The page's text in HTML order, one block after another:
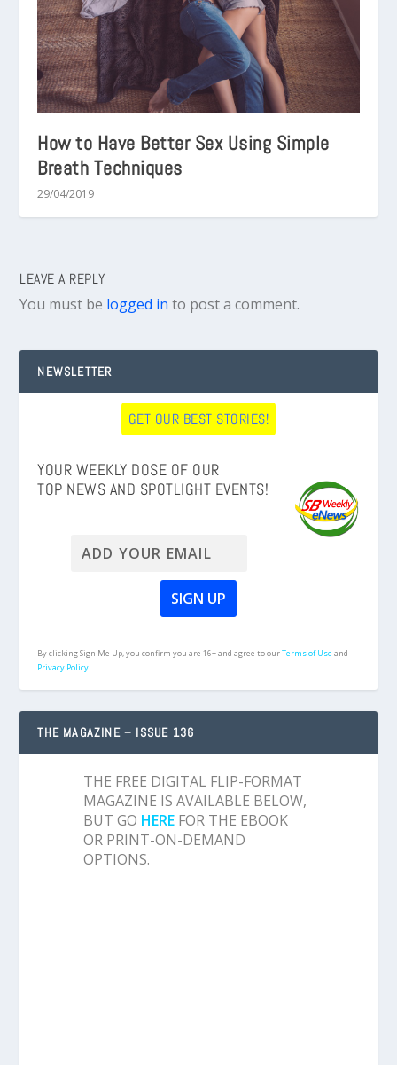
How to Have Better Sex Using Simple
Breath Techniques
29/04/2019
LEAVE A REPLY
You must be logged in to post a comment.
NEWSLETTER
GET OUR BEST STORIES!
YOUR WEEKLY DOSE OF OUR
TOP NEWS AND SPOTLIGHT EVENTS!
By clicking Sign Me Up, you confirm you are 16+ and agree to ourTerms of Useand
Privacy Policy.
THE MAGAZINE – ISSUE 136
THE FREE DIGITAL FLIP-FORMAT
MAGAZINE IS AVAILABLE BELOW,
BUT GO HERE FOR THE EBOOK
OR PRINT-ON-DEMAND
OPTIONS.